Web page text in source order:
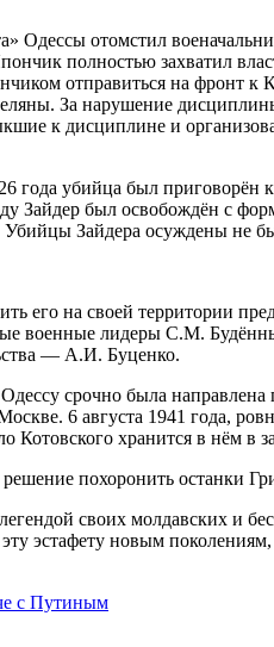
Одессы отомстил
полностью захватил
отправиться на фронт к
За нарушение
к дисциплине и
года убийца был
Зайдер был освобождён с
Убийцы Зайдера осуждены не
его на своей территории
военные лидеры С.М.
— А.И. Буценко.
срочно была
6 августа 1941 года,
хранится в нём в
похоронить останки
своих молдавских и
эстафету новым
с Путиным